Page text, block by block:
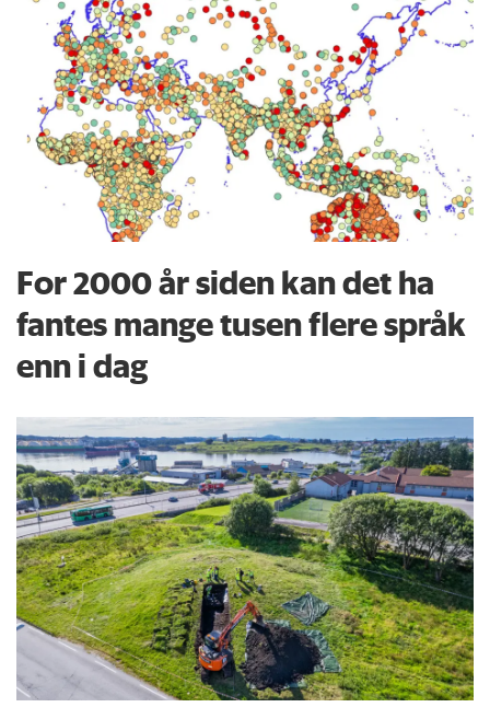
For 2000 år siden kan det ha
fantes mange tusen flere språk
enn i dag